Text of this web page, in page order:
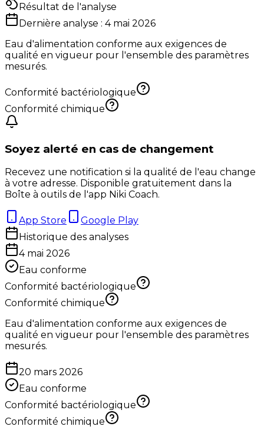
Résultat de l'analyse
Dernière analyse : 4 mai 2026
Eau d'alimentation conforme aux exigences de
qualité en vigueur pour l'ensemble des paramètres
mesurés.
Conformité bactériologique
Conformité chimique
Soyez alerté en cas de changement
Recevez une notification si la qualité de l'eau change
à votre adresse. Disponible gratuitement dans la
Boîte à outils de l'app Niki Coach.
App Store
Google Play
Historique des analyses
4 mai 2026
Eau conforme
Conformité bactériologique
Conformité chimique
Eau d'alimentation conforme aux exigences de
qualité en vigueur pour l'ensemble des paramètres
mesurés.
20 mars 2026
Eau conforme
Conformité bactériologique
Conformité chimique